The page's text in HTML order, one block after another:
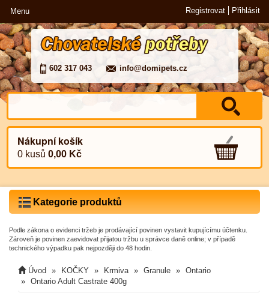
Menu Registrovat Přihlásit
602 317 043 info@domipets.cz
Nákupní košík
0 kusů0,00 Kč
Kategorie produktů
Podle zákona o evidenci tržeb je prodávající povinen vystavit kupujícímu účtenku.
Zároveň je povinen zaevidovat přijatou tržbu u správce daně online; v případě
technického výpadku pak nejpozději do 48 hodin.
Úvod KOČKY Krmiva Granule
Ontario
Ontario Adult Castrate 400g